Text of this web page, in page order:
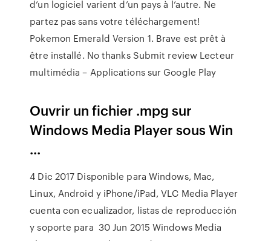
d’un logiciel varient d’un pays à l’autre. Ne
partez pas sans votre téléchargement!
Pokemon Emerald Version 1. Brave est prêt à
être installé. No thanks Submit review Lecteur
multimédia – Applications sur Google Play
Ouvrir un fichier .mpg sur
Windows Media Player sous Win
...
4 Dic 2017 Disponible para Windows, Mac,
Linux, Android y iPhone/iPad, VLC Media Player
cuenta con ecualizador, listas de reproducción
y soporte para 30 Jun 2015 Windows Media